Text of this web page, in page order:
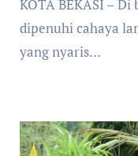
KOTA BEKASI – Di bawah langit malam Bekasi yang
dipenuhi cahaya
yang nyaris…